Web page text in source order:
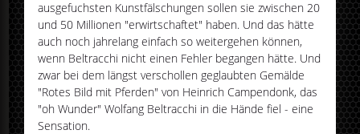
ausgefuchsten Kunstfälschungen sollen sie zwischen 20
und 50 Millionen "erwirtschaftet" haben. Und das hätte
auch noch jahrelang einfach so weitergehen können,
wenn Beltracchi nicht einen Fehler begangen hätte. Und
zwar bei dem längst verschollen geglaubten Gemälde
"Rotes Bild mit Pferden" von Heinrich Campendonk, das
"oh Wunder" Wolfang Beltracchi in die Hände fiel - eine
Sensation.